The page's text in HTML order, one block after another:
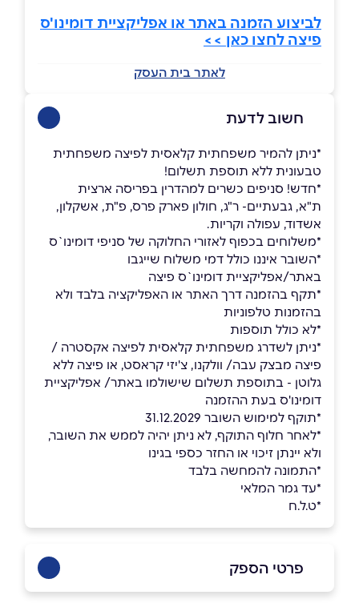
לביצוע הזמנה באתר או אפליקציית דומינו'ס
פיצה לחצו כאן >>
לאתר בית העסק
חשוב לדעת
*ניתן להמיר משפחתית קלאסית לפיצה משפחתית
טבעונית ללא תוספת תשלום!
*חדש! סניפים כשרים למהדרין בפריסה ארצית
ת"א, גבעתיים- ר"ג, חולון פארק פרס, פ"ת, אשקלון,
אשדוד, עפולה וקריות.
*משלוחים בכפוף לאזורי החלוקה של סניפי דומינו`ס
*השובר איננו כולל דמי משלוח שייגבו
באתר/אפליקציית דומינו`ס פיצה
*תקף בהזמנה דרך האתר או האפליקציה בלבד ולא
בהזמנות טלפוניות
*לא כולל תוספות
*ניתן לשדרג משפחתית קלאסית לפיצה אקסטרה /
פיצה מבצק עבה/ וולקנו, צ'יזי קראסט, או פיצה ללא
גלוטן - בתוספת תשלום שישולמו באתר/ אפליקציית
דומינו'ס בעת ההזמנה
*תוקף למימוש השובר 31.12.2029
*לאחר חלוף התוקף, לא ניתן יהיה לממש את השובר,
ולא יינתן זיכוי או החזר כספי בגינו
*התמונה להמחשה בלבד
*עד גמר המלאי
*ט.ל.ח
פרטי הספק